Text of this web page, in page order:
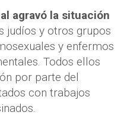
agravó la situación
judíos y otros grupos
y enfermos
Todos ellos
por parte del
con trabajos